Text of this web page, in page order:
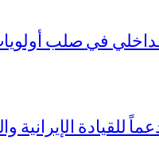
في صلب
الإيرانية